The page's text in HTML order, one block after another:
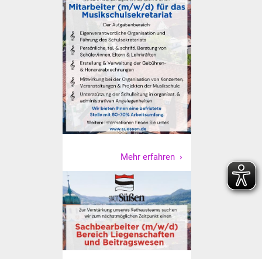
Sommerwochen für
Ältere
Seniorenwohn- und
Pflegeheim
Familien
Familientreff
Migration und Integration
Freundeskreis Asyl
Mehr erfahren